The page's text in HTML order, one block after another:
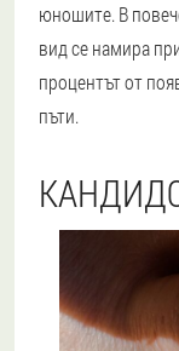
юношите. В
вид се намира
процентът от
пъти.